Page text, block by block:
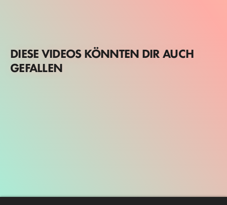
DIESE VIDEOS KÖNNTEN DIR AUCH
GEFALLEN